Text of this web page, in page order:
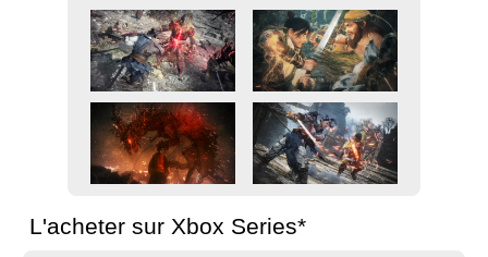
L'acheter sur Xbox Series*